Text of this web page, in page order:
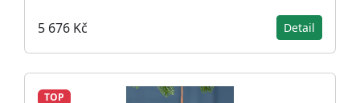
5 676 Kč Detail
TOP